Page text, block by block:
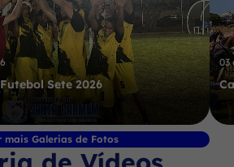
Sete 2026
03
mais Galerias de Fotos
Vídeos